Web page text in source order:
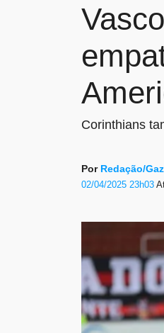
Corinthians
Por Redação/
02/04/2025 23h03